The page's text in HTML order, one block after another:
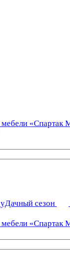
уДачный сезон